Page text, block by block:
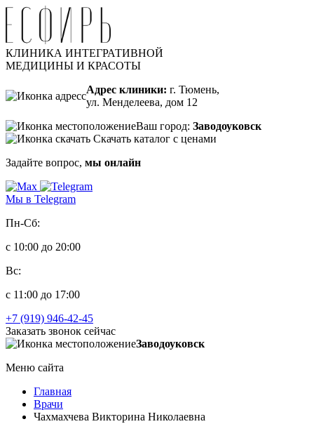
КЛИНИКА ИНТЕГРАТИВНОЙ
МЕДИЦИНЫ И КРАСОТЫ
Адрес клиники: г. Тюмень,
ул. Менделеева, дом 12
Ваш город: Заводоуковск
Скачать каталог с ценами
Задайте вопрос, мы онлайн
Мы в Telegram
Пн-Сб:
с 10:00 до 20:00
Вс:
с 11:00 до 17:00
+7 (919) 946-42-45
Заказать звонок сейчас
Заводоуковск
Меню сайта
Главная
Врачи
Чахмахчева Викторина Николаевна